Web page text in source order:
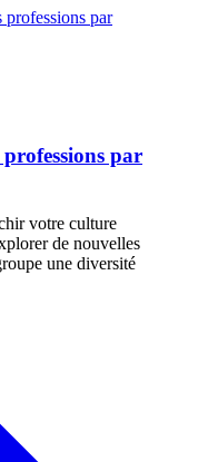
par
votre culture
de nouvelles
une diversité